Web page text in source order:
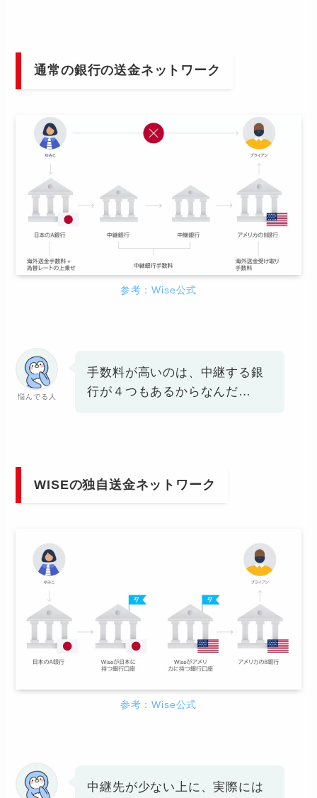
通常の銀行の送金ネットワーク
参考：Wise公式
悩んでる人
手数料が高いのは、中継する銀
行が４つもあるからなんだ…
WISEの独自送金ネットワーク
参考：Wise公式
中継先が少ない上に、実際には